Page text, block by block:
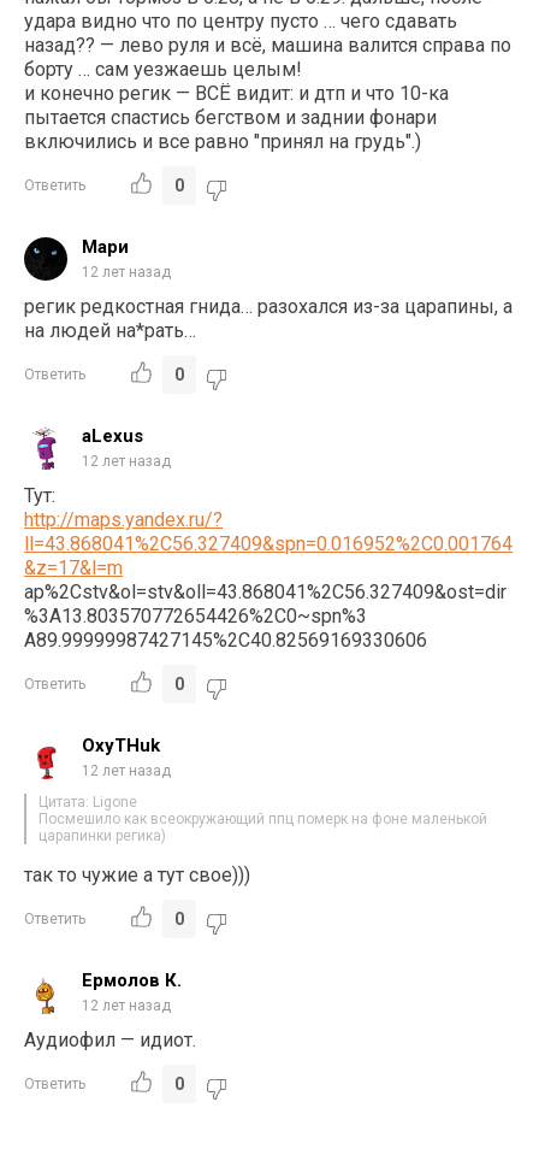
удара видно что по центру пусто … чего сдавать
назад?? — лево руля и всё, машина валится справа по
борту … сам уезжаешь целым!
и конечно регик — ВСЁ видит: и дтп и что 10-ка
пытается спастись бегством и заднии фонари
включились и все равно "принял на грудь".)
Ответить 0
Мари
12 лет назад
регик редкостная гнида… разохался из-за царапины, а
на людей на*рать…
Ответить 0
aLexus
12 лет назад
Тут:
http://maps.yandex.ru/?
ll=43.868041%2C56.327409&spn=0.016952%2C0.001764
&z=17&l=m
ap%2Cstv&ol=stv&oll=43.868041%2C56.327409&ost=dir
%3A13.803570772654426%2C0~spn%3
A89.99999987427145%2C40.82569169330606
Ответить 0
OxyTHuk
12 лет назад
Цитата: Ligone
Посмешило как всеокружающий ппц померк на фоне маленькой
царапинки регика)
так то чужие а тут свое)))
Ответить 0
Ермолов К.
12 лет назад
Аудиофил — идиот.
Ответить 0